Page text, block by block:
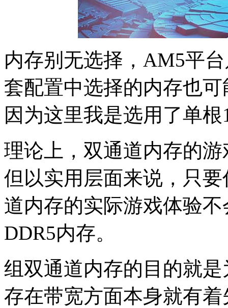
内存别无选择，AM5平
套配置中选择的内存也
因为这里我是选用了单根
理论上，双通道内存的
但以实用层面来说，只
道内存的实际游戏体验
DDR5内存。
组双通道内存的目的就
存在带宽方面本身就有